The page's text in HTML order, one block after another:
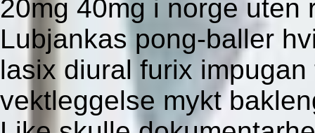
20mg 40mg i norge uten
Lubjankas pong-baller
lasix diural furix
vektleggelse mykt